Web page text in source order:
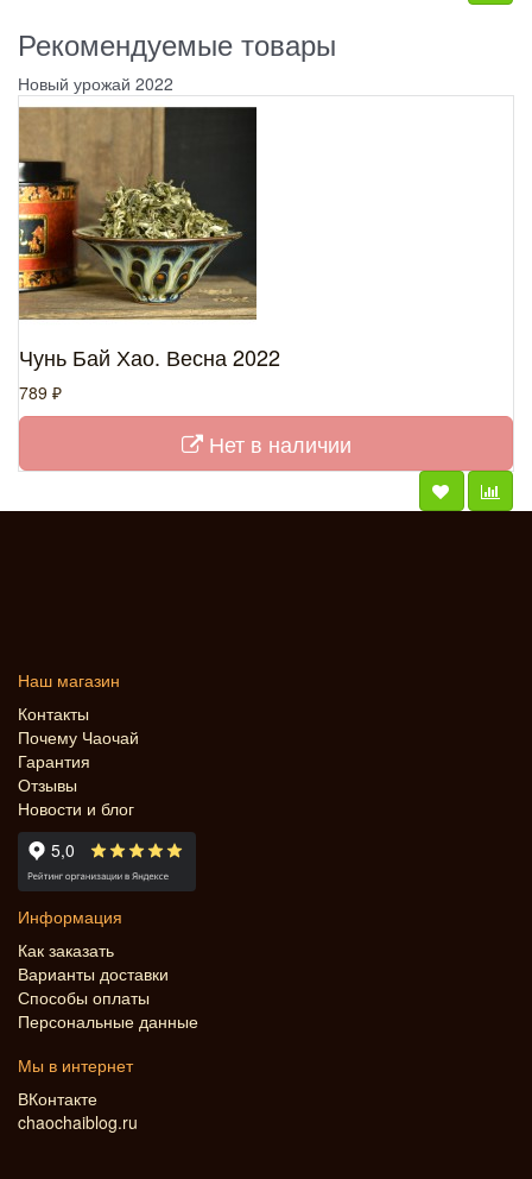
Рекомендуемые товары
Новый урожай 2022
Чунь Бай Хао. Весна 2022
789 ₽
Нет в наличии
Наш магазин
Контакты
Почему Чаочай
Гарантия
Отзывы
Новости и блог
Информация
Как заказать
Варианты доставки
Способы оплаты
Персональные данные
Мы в интернет
ВКонтакте
chaochaiblog.ru